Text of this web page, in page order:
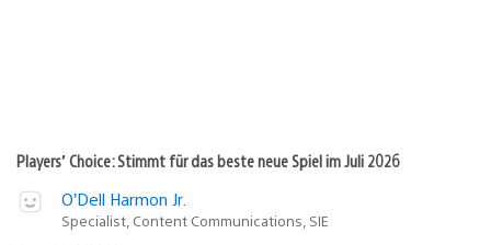
Players’ Choice: Stimmt für das beste neue Spiel im Juli 2026
O’Dell Harmon Jr.
Specialist, Content Communications, SIE